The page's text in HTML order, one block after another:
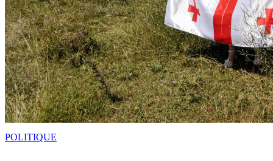
POLITIQUE